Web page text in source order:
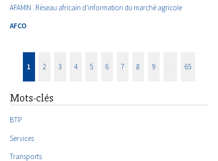
AFAMIN : Réseau africain d’information du marché agricole
AFCO
1 2 3 4 5 6 7 8 9 … 65
Mots-clés
BTP
Services
Transports